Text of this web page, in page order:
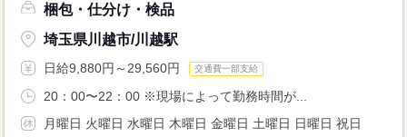
梱包・仕分け・検品
埼玉県川越市/川越駅
日給9,880円～29,560円 交通費一部支給
20：00〜22：00 ※現場によって勤務時間が...
月曜日 火曜日 水曜日 木曜日 金曜日 土曜日 日曜日 祝日